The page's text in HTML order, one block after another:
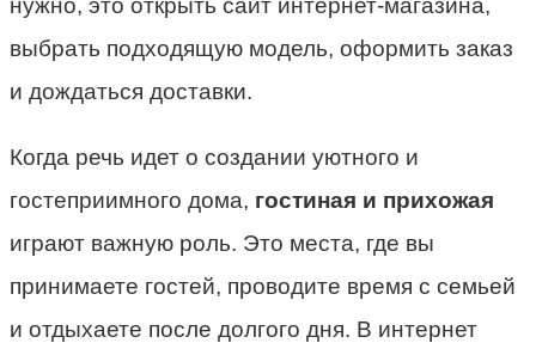
нужно, это открыть сайт интернет-магазина,
выбрать подходящую модель, оформить заказ
и дождаться доставки.
Когда речь идет о создании уютного и
гостеприимного дома, гостиная и прихожая
играют важную роль. Это места, где вы
принимаете гостей, проводите время с семьей
и отдыхаете после долгого дня. В интернет